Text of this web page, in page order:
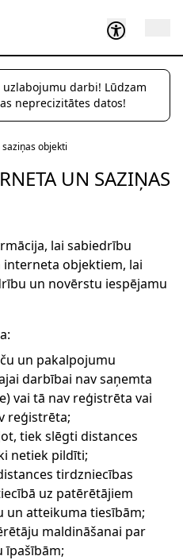
darbi! Lūdzam
neprecizitātes datos!
objekti
UN SAZIŅAS
lai sabiedrību
objektiem, lai
un novērstu iespējamu
un pakalpojumu
darbībai nav saņemta
vai tā nav reģistrēta vai
reģistrēta;
tiek slēgti distances
netiek pildīti;
tirdzniecības
uz patērētājiem
un atteikuma tiesībām;
maldināšanai par
īpašībām;